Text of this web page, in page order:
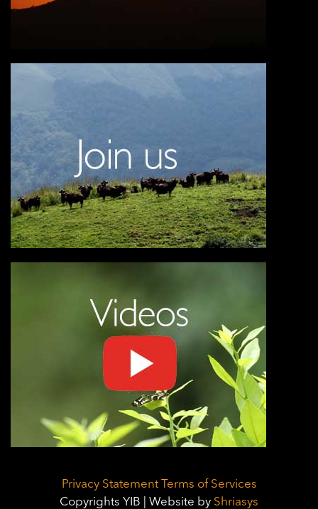
Privacy Statement
Terms of Services
Copyrights YIB | Website by Shriasys